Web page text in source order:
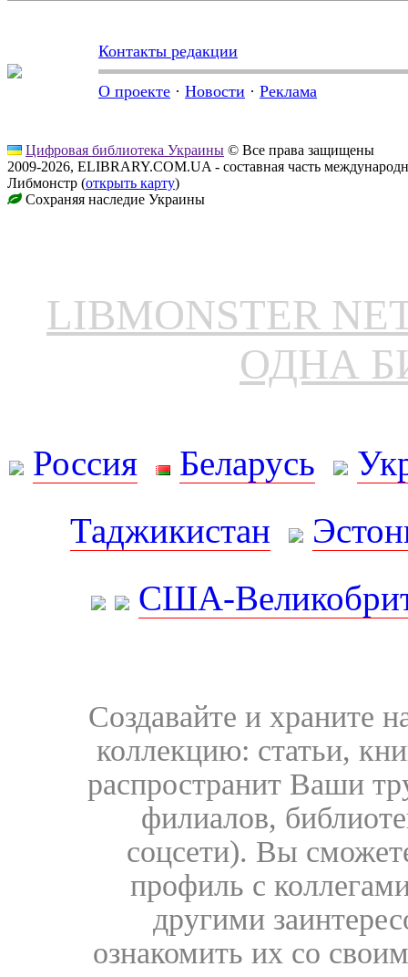
Контакты редакции
О проекте · Новости · Реклама
Цифровая библиотека Украины © Все права защищены
2009-2026, ELIBRARY.COM.UA - составная часть
Либмонстр (открыть карту)
Сохраняя наследие Украины
LIBMONSTER
ОДНА
Россия Беларусь
Таджикистан
США-
Создавайте и храните
коллекцию: статьи,
распространит Ваши
филиалов,
соцсети). Вы
профиль с
другими
ознакомить их со